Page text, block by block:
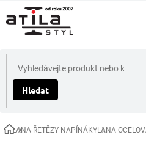
na
obsah
Hledat
DomůLANA ŘETĚZY NAPÍNÁKYLANA